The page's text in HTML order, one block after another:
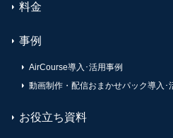
料金
事例
AirCourse導入･活用事例
動画制作・配信おまかせパック導入･
お役立ち資料